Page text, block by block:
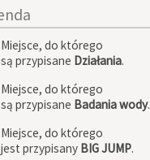
Miejsce, do którego
są przypisane Działania.
Miejsce, do którego
są przypisane Badania wody.
Miejsce, do którego
jest przypisany BIG JUMP.